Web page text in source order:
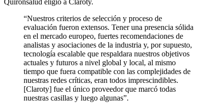
Quirónsalud eligió a Claroty.
“Nuestros criterios de selección y proceso de
evaluación fueron extensos. Tener una presencia sólida
en el mercado europeo, fuertes recomendaciones de
analistas y asociaciones de la industria y, por supuesto,
tecnología escalable que respaldara nuestros objetivos
actuales y futuros a nivel global y local, al mismo
tiempo que fuera compatible con las complejidades de
nuestras redes críticas, eran todos imprescindibles.
[Claroty] fue el único proveedor que marcó todas
nuestras casillas y luego algunas”.